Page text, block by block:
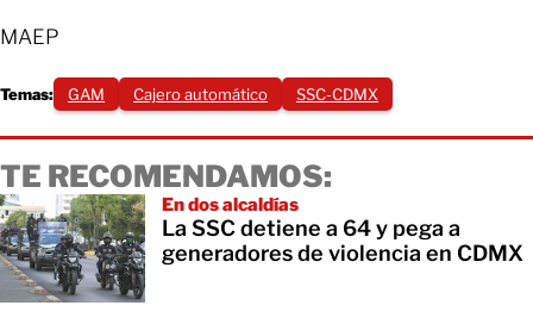
MAEP
Temas: GAM Cajero automático SSC-CDMX
TE RECOMENDAMOS:
En dos alcaldías
La SSC detiene a 64 y pega a
generadores de violencia en CDMX